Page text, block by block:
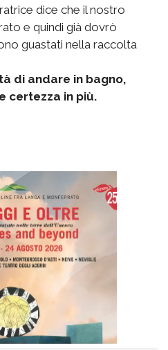
dice che il nostro
e quindi già dovrò
guastati nella raccolta
di andare in bagno,
certezza in più.